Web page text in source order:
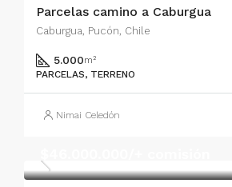
Parcelas camino a Caburgua
Caburgua, Pucón, Chile
5.000m²
PARCELAS, TERRENO
Nimai Celedón